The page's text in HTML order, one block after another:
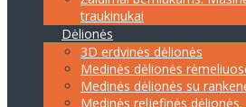
traukinukai
Dėlionės
3D erdvinės dėlionės
Medinės dėlionės
Medinės dėlionės su
Medinės reljefinės dėlionės